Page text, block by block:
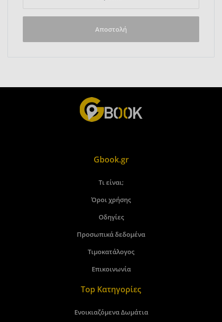
Αποστολή
Gbook.gr
Τι είναι;
Όροι χρήσης
Οδηγίες
Προσωπικά δεδομένα
Τιμοκατάλογος
Επικοινωνία
Top Κατηγορίες
Ενοικιαζόμενα Δωμάτια